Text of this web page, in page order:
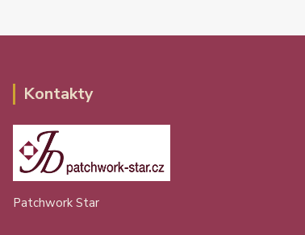
Kontakty
Patchwork Star